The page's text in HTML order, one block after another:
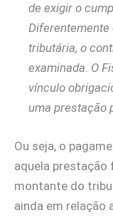
de exigir o
Diferentemente
tributária, o
examinada. O
vínculo
uma prestação
Ou seja, o
aquela prestação
montante do
ainda em